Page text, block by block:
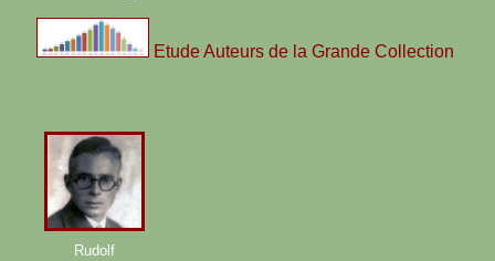
Etude Auteurs de la Grande Collection
Rudolf